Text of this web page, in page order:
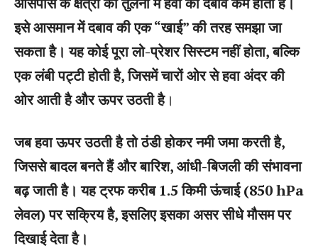
इसे आसमान में दबाव की एक “खाई” की तरह समझा जा
सकता है। यह कोई पूरा लो-प्रेशर सिस्टम नहीं होता, बल्कि
एक लंबी पट्टी होती है, जिसमें चारों ओर से हवा अंदर की
ओर आती है और ऊपर उठती है।
जब हवा ऊपर उठती है तो ठंडी होकर नमी जमा करती है,
जिससे बादल बनते हैं और बारिश, आंधी-बिजली की संभावना
बढ़ जाती है। यह ट्रफ करीब 1.5 किमी ऊंचाई (850 hPa
लेवल) पर सक्रिय है, इसलिए इसका असर सीधे मौसम पर
दिखाई देता है।